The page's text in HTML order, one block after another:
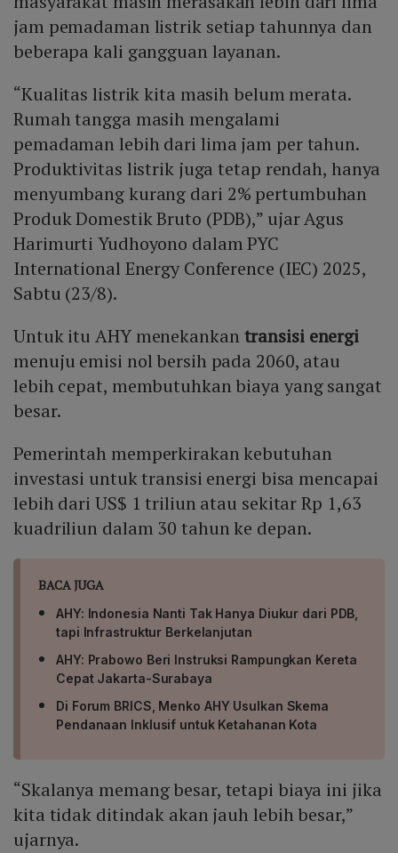
jam pemadaman listrik setiap tahunnya dan
beberapa kali gangguan layanan.
“Kualitas listrik kita masih belum merata.
Rumah tangga masih mengalami
pemadaman lebih dari lima jam per tahun.
Produktivitas listrik juga tetap rendah, hanya
menyumbang kurang dari 2% pertumbuhan
Produk Domestik Bruto (PDB),” ujar Agus
Harimurti Yudhoyono dalam PYC
International Energy Conference (IEC) 2025,
Sabtu (23/8).
Untuk itu AHY menekankan transisi energi
menuju emisi nol bersih pada 2060, atau
lebih cepat, membutuhkan biaya yang sangat
besar.
Pemerintah memperkirakan kebutuhan
investasi untuk transisi energi bisa mencapai
lebih dari US$ 1 triliun atau sekitar Rp 1,63
kuadriliun dalam 30 tahun ke depan.
BACA JUGA
AHY: Indonesia Nanti Tak Hanya Diukur dari PDB,
tapi Infrastruktur Berkelanjutan
AHY: Prabowo Beri Instruksi Rampungkan Kereta
Cepat Jakarta-Surabaya
Di Forum BRICS, Menko AHY Usulkan Skema
Pendanaan Inklusif untuk Ketahanan Kota
“Skalanya memang besar, tetapi biaya ini jika
kita tidak ditindak akan jauh lebih besar,”
ujarnya.